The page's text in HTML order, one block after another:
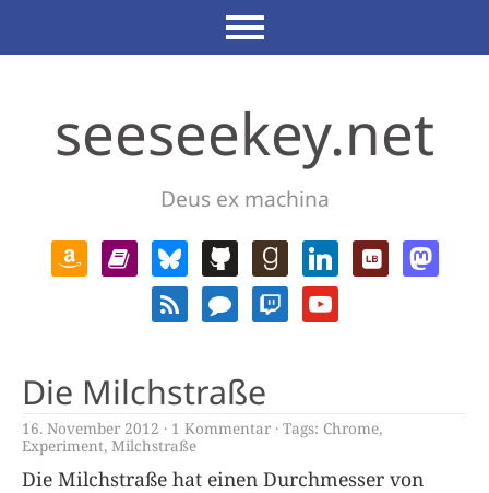
seeseekey.net
Deus ex machina
Die Milchstraße
16. November 2012 1 Kommentar Tags: Chrome,
Experiment, Milchstraße
Die Milchstraße hat einen Durchmesser von